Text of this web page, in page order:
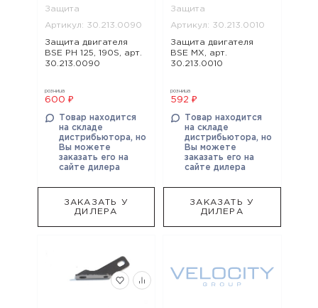
Защита
Артикул: 30.213.0090
Защита двигателя
BSE PH 125, 190S, арт.
30.213.0090
розница
600 ₽
Товар находится
на складе
дистрибьютора, но
Вы можете
заказать его на
сайте дилера
ЗАКАЗАТЬ У
ДИЛЕРА
Защита
Артикул: 30.213.0010
Защита двигателя
BSE MX, арт.
30.213.0010
розница
592 ₽
Товар находится
на складе
дистрибьютора, но
Вы можете
заказать его на
сайте дилера
ЗАКАЗАТЬ У
ДИЛЕРА